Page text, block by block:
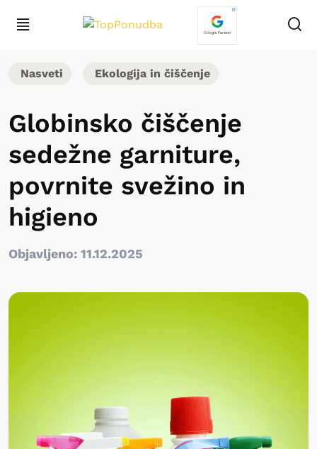
Nasveti Ekologija in čiščenje
Globinsko čiščenje
sedežne garniture,
povrnite svežino in
higieno
Objavljeno: 11.12.2025